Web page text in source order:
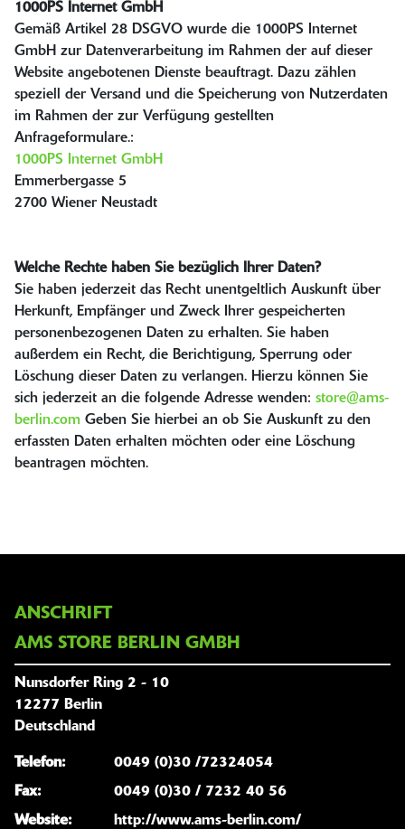
1000PS Internet GmbH
Gemäß Artikel 28 DSGVO wurde die 1000PS Internet
GmbH zur Datenverarbeitung im Rahmen der auf dieser
Website angebotenen Dienste beauftragt. Dazu zählen
speziell der Versand und die Speicherung von Nutzerdaten
im Rahmen der zur Verfügung gestellten
Anfrageformulare.:
1000PS Internet GmbH
Emmerbergasse 5
2700 Wiener Neustadt
Welche Rechte haben Sie bezüglich Ihrer Daten?
Sie haben jederzeit das Recht unentgeltlich Auskunft über
Herkunft, Empfänger und Zweck Ihrer gespeicherten
personenbezogenen Daten zu erhalten. Sie haben
außerdem ein Recht, die Berichtigung, Sperrung oder
Löschung dieser Daten zu verlangen. Hierzu können Sie
sich jederzeit an die folgende Adresse wenden: store@ams-
berlin.com Geben Sie hierbei an ob Sie Auskunft zu den
erfassten Daten erhalten möchten oder eine Löschung
beantragen möchten.
ANSCHRIFT
AMS STORE BERLIN GMBH
Nunsdorfer Ring 2 - 10
12277 Berlin
Deutschland
Telefon:
0049 (0)30 /72324054
Fax:
0049 (0)30 / 7232 40 56
Website:
http://www.ams-berlin.com/